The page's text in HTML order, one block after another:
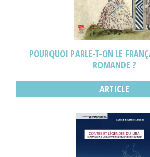
POURQUOI PARLE-T-ON LE
ROMANDE ?
ARTICLE